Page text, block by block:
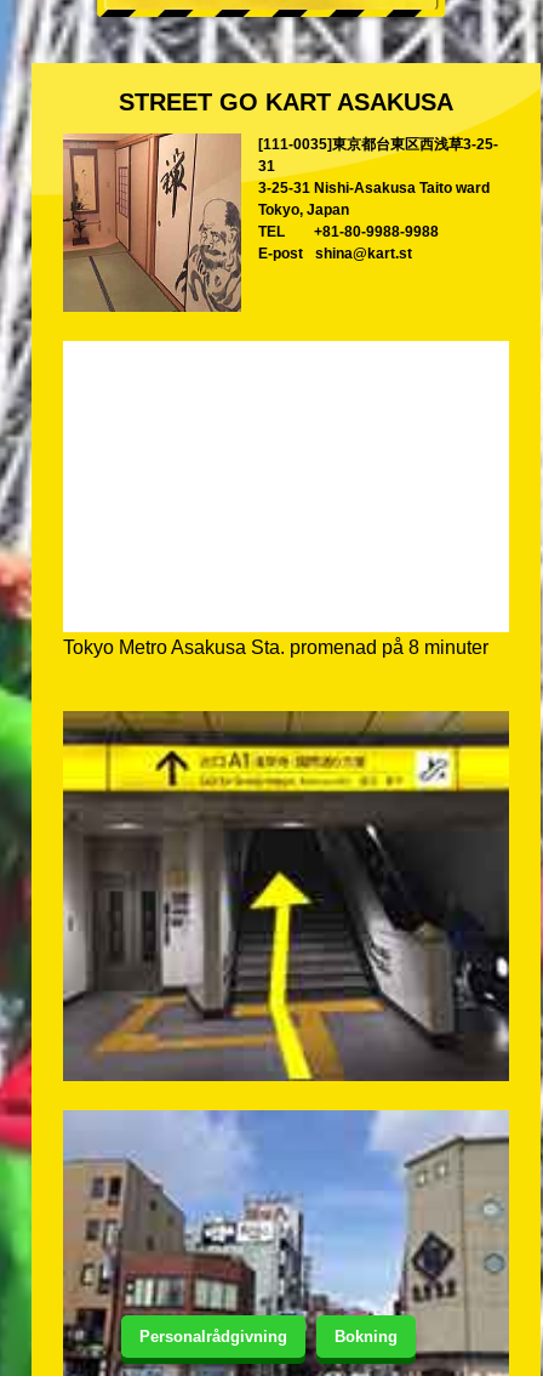
Personalrådgivning Bokning
STREET GO KART ASAKUSA
[111-0035]東京都台東区西浅草3-25-
31
3-25-31 Nishi-Asakusa Taito ward
Tokyo, Japan
TEL
+81-80-9988-9988
E-post
shina@kart.st
Tokyo Metro Asakusa Sta. promenad på 8 minuter